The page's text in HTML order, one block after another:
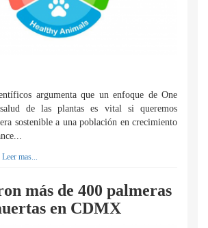
argumenta que un enfoque de One
de las plantas es vital si queremos
sostenible a una población en crecimiento
Leer mas...
más de 400 palmeras
en CDMX